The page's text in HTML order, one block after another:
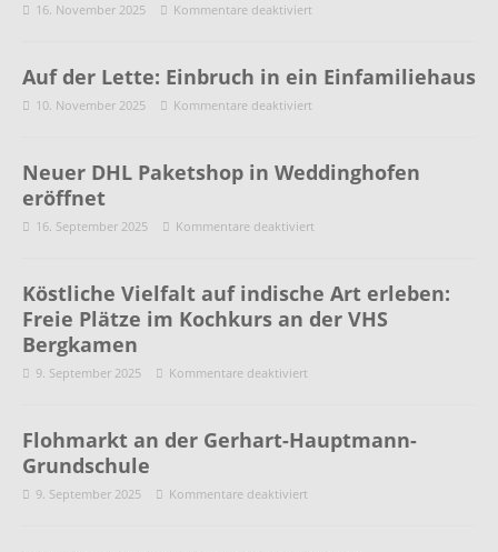
16. November 2025 Kommentare deaktiviert
Auf der Lette: Einbruch in ein Einfamiliehaus
10. November 2025 Kommentare deaktiviert
Neuer DHL Paketshop in Weddinghofen
eröffnet
16. September 2025 Kommentare deaktiviert
Köstliche Vielfalt auf indische Art erleben:
Freie Plätze im Kochkurs an der VHS
Bergkamen
9. September 2025 Kommentare deaktiviert
Flohmarkt an der Gerhart-Hauptmann-
Grundschule
9. September 2025 Kommentare deaktiviert